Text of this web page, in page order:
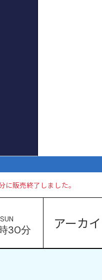
販売終了しました。
SUN
30分 アーカ